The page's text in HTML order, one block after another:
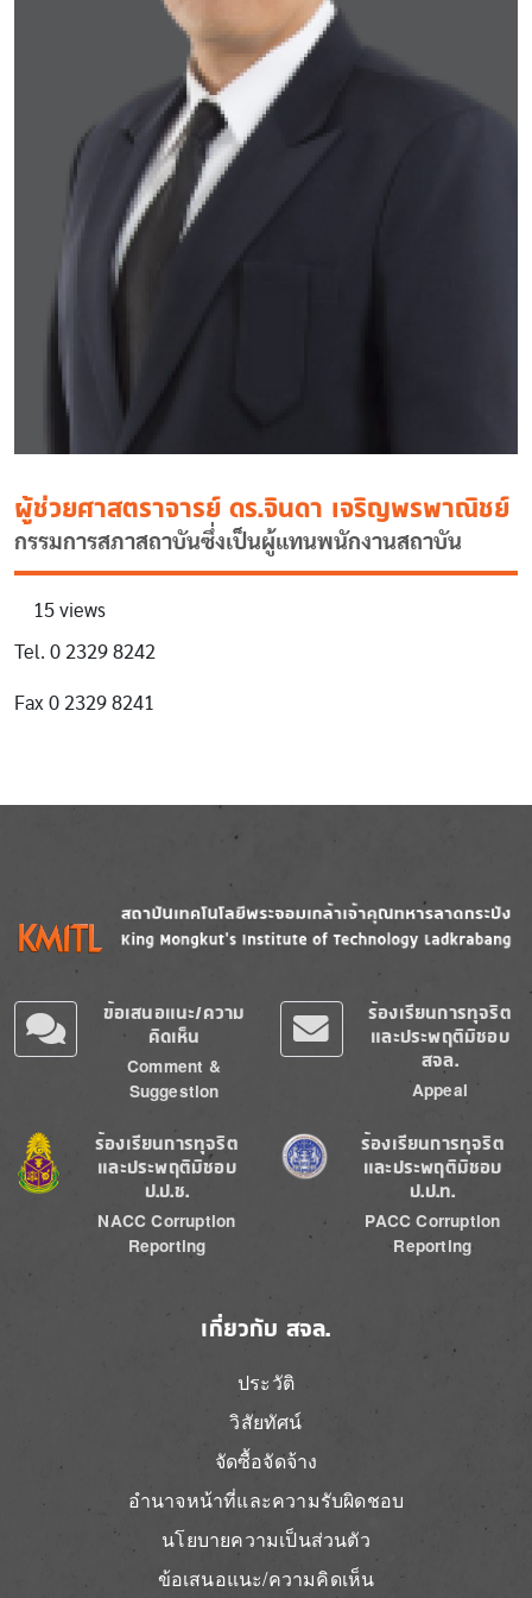
ผู้ช่วยศาสตราจารย์ ดร.จินดา เจริญพรพาณิชย์
กรรมการสภาสถาบันซึ่งเป็นผู้แทนพนักงานสถาบัน
15 views
Tel. 0 2329 8242
Fax 0 2329 8241
Image
ข้อเสนอแนะ/ความ
คิดเห็น
Comment &
Suggestion
ร้องเรียนการทุจริต
และประพฤติมิชอบ
สจล.
Appeal
Image
ร้องเรียนการทุจริต
และประพฤติมิชอบ
ป.ป.ช.
NACC Corruption
Reporting
Image
ร้องเรียนการทุจริต
และประพฤติมิชอบ
ป.ป.ท.
PACC Corruption
Reporting
เกี่ยวกับ สจล.
ประวัติ
วิสัยทัศน์
จัดซื้อจัดจ้าง
อำนาจหน้าที่และความรับผิดชอบ
นโยบายความเป็นส่วนตัว
ข้อเสนอแนะ/ความคิดเห็น